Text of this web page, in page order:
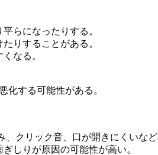
らになったりする。
りすることがある。
なる。
化する可能性がある。
クリック音、口が開きにくいなど
しりが原因の可能性が高い。